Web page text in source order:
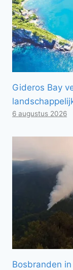
Gideros Bay
6 augustus 2026
Bosbranden